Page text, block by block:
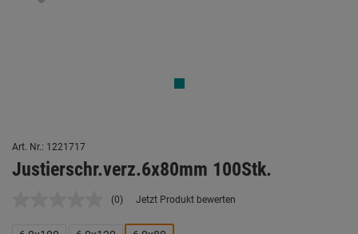
Art. Nr.: 1221717
Justierschr.verz.6x80mm 100Stk.
Kein
Link
(0) Jetzt Produkt bewerten